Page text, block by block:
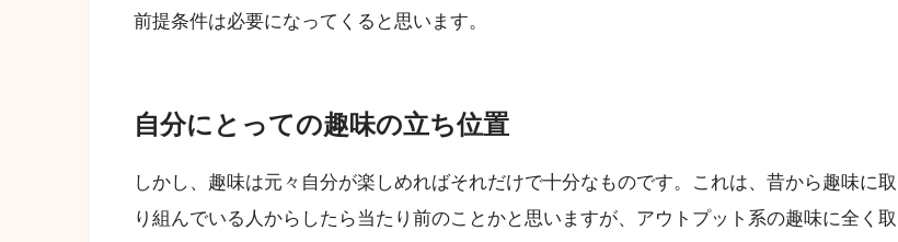
前提条件は必要になってくると思います。
自分にとっての趣味の立ち位置
しかし、趣味は元々自分が楽しめればそれだけで十分なものです。これは、昔から趣味に取
り組んでいる人からしたら当たり前のことかと思いますが、アウトプット系の趣味に全く取